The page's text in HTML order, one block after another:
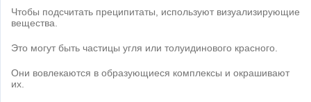
Чтобы подсчитать преципитаты, используют визуализирующие
вещества.
Это могут быть частицы угля или толуидинового красного.
Они вовлекаются в образующиеся комплексы и окрашивают
их.